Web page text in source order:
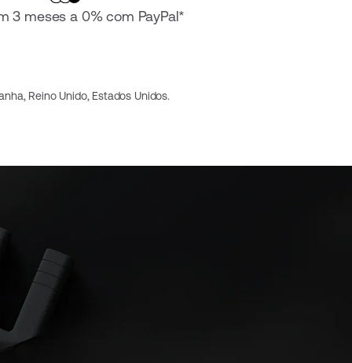
3 meses a 0% com PayPal*
Reino Unido, Estados Unidos.